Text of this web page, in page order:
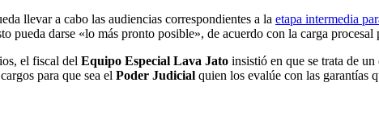
llevar a cabo las audiencias correspondientes a la etapa intermedia
pueda darse «lo más pronto posible», de acuerdo con la carga procesal
el fiscal del Equipo Especial Lava Jato insistió en que se trata de
para que sea el Poder Judicial quien los evalúe con las garantías